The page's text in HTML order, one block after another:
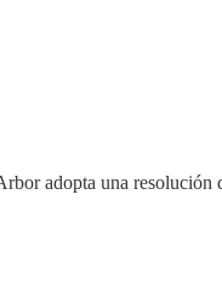
adopta una resolución